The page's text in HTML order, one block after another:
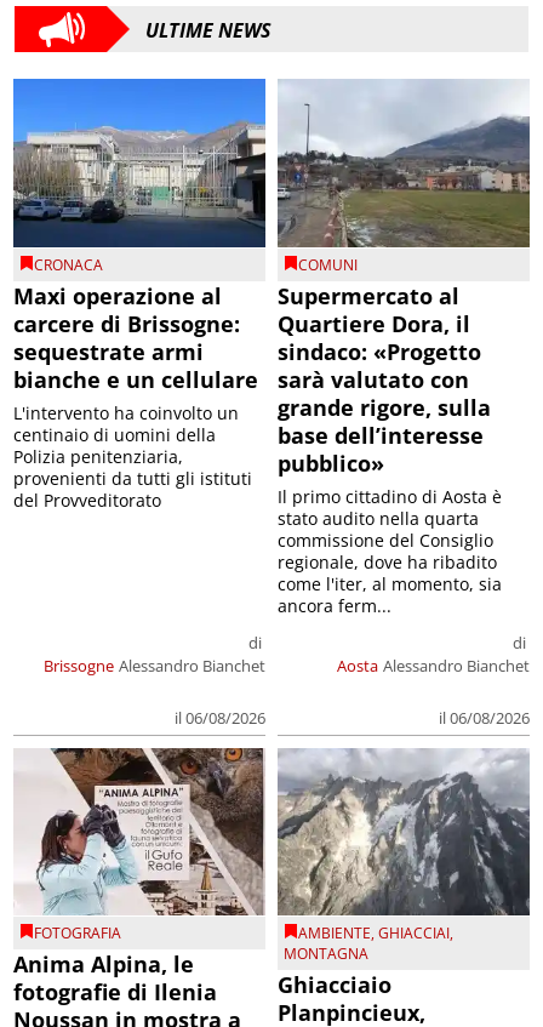
ULTIME NEWS
CRONACA
Maxi operazione al
carcere di Brissogne:
sequestrate armi
bianche e un cellulare
Brissogne
di
Alessandro Bianchet
il 06/08/2026
L'intervento ha coinvolto un
centinaio di uomini della
Polizia penitenziaria,
provenienti da tutti gli istituti
del Provveditorato
COMUNI
Supermercato al
Quartiere Dora, il
sindaco: «Progetto
sarà valutato con
grande rigore, sulla
base dell’interesse
pubblico»
Aosta
di
Alessandro Bianchet
il 06/08/2026
Il primo cittadino di Aosta è
stato audito nella quarta
commissione del Consiglio
regionale, dove ha ribadito
come l'iter, al momento, sia
ancora ferm...
FOTOGRAFIA
Anima Alpina, le
fotografie di Ilenia
Noussan in mostra a
AMBIENTE,GHIACCIAI,
MONTAGNA
Ghiacciaio
Planpincieux,